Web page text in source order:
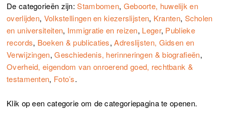
De categorieën zijn:Stambomen, Geboorte, huwelijk en
overlijden, Volkstellingen en kiezerslijsten, Kranten, Scholen
en universiteiten, Immigratie en reizen, Leger, Publieke
records, Boeken & publicaties,Adreslijsten, Gidsen en
Verwijzingen,Geschiedenis, herinneringen & biografieën,
Overheid, eigendom van onroerend goed, rechtbank &
testamenten, Foto’s.
Klik op een categorie om de categoriepagina te openen.